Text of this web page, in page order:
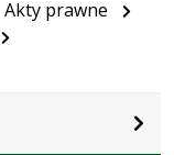
Akty prawne